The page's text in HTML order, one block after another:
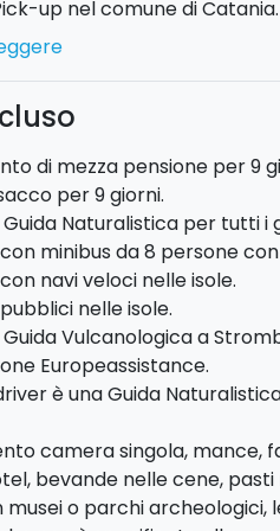
up nel comune di
dell’Etna. Escursione
del 2002 - Rifugio di
a sacco. Cena e
in minibus nel
”circuito di
di monte scavo - monte
potrete esplorare i
quota(salita con bus 4x4 e
sull'Etna.
in bus per
da “Pianoconte - Terme di
. Pranzo a sacco. Cena e
di mezza pensione per 9
per 9 giorni.
Guida Naturalistica per tutti i
minibus da 8 persone
navi veloci nelle isole.
nelle isole.
Guida Vulcanologica a
Europeassistance.
è una Guida
camera singola, mance,
bevande nelle cene,
musei o parchi archeologici,